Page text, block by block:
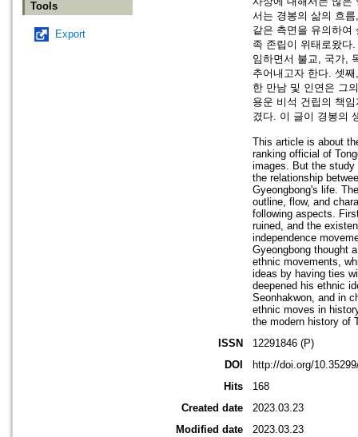
Tools
Export
서는 경봉의 삶의 흐
같은 측면을 유의하여
족 존립이 위태로왔다
임하면서 불교, 국가,
추어내고자 한다. 셋
한 만남 및 인연은 그
용운 비석 건립의 책
겼다. 이 글이 경봉의
This article is about
ranking official of
images. But the study
the relationship
Gyeongbong's life.
outline, flow, and
following aspects.
ruined, and the
independence
Gyeongbong thought
ethnic movements,
ideas by having ties
deepened his ethnic
Seonhakwon, and in
ethnic moves in
the modern history of
ISSN
12291846 (P)
DOI
http://doi.org/
Hits
168
Created date
2023.03.23
Modified date
2023.03.23